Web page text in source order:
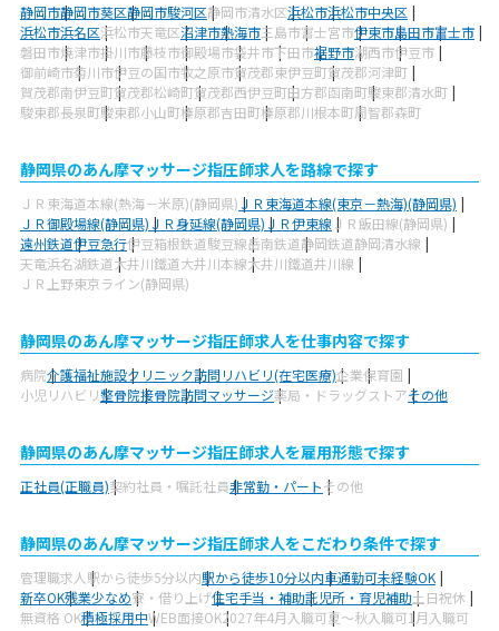
静岡市静岡市葵区静岡市駿河区静岡市清水区浜松市浜松市中央区
浜松市浜名区浜松市天竜区沼津市熱海市三島市富士宮市伊東市島田市富士市
磐田市焼津市掛川市藤枝市御殿場市袋井市下田市裾野市湖西市伊豆市
御前崎市菊川市伊豆の国市牧之原市賀茂郡東伊豆町賀茂郡河津町
賀茂郡南伊豆町賀茂郡松崎町賀茂郡西伊豆町田方郡函南町駿東郡清水町
駿東郡長泉町駿東郡小山町榛原郡吉田町榛原郡川根本町周智郡森町
静岡県のあん摩マッサージ指圧師求人を路線で探す
ＪＲ東海道本線(熱海－米原)(静岡県)ＪＲ東海道本線(東京－熱海)(静岡県)
ＪＲ御殿場線(静岡県)ＪＲ身延線(静岡県)ＪＲ伊東線 ＪＲ飯田線(静岡県)
遠州鉄道伊豆急行伊豆箱根鉄道駿豆線岳南鉄道静岡鉄道静岡清水線
天竜浜名湖鉄道大井川鐵道大井川本線大井川鐵道井川線
ＪＲ上野東京ライン(静岡県)
静岡県のあん摩マッサージ指圧師求人を仕事内容で探す
病院介護福祉施設クリニック訪問リハビリ(在宅医療)企業保育園
小児リハビリ整骨院接骨院訪問マッサージ薬局・ドラッグストアその他
静岡県のあん摩マッサージ指圧師求人を雇用形態で探す
正社員(正職員)契約社員・嘱託社員非常勤・パートその他
静岡県のあん摩マッサージ指圧師求人をこだわり条件で探す
管理職求人 駅から徒歩5分以内駅から徒歩10分以内車通勤可未経験OK
新卒OK残業少なめ寮・借り上げ住宅手当・補助託児所・育児補助土日祝休
無資格 OK積極採用中WEB面接OK2027年4月入職可夏～秋入職可1月入職可